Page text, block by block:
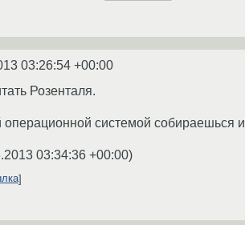
03:26:54 +00:00
Розенталя.
операционной системой собираешься
03:34:36 +00:00)